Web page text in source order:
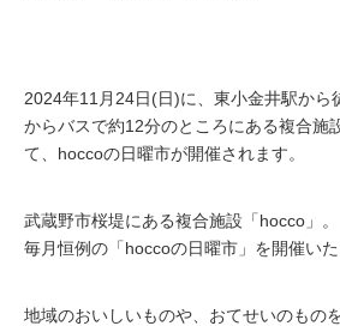
2024年11月24日(日)に、東小金井駅から
からバスで約12分のところにある複合施
て、hoccoの日曜市が開催されます。
武蔵野市桜堤にある複合施設「hocco」。
毎月恒例の「hoccoの日曜市」を開催いた
地域のおいしいものや、おてせいのもの